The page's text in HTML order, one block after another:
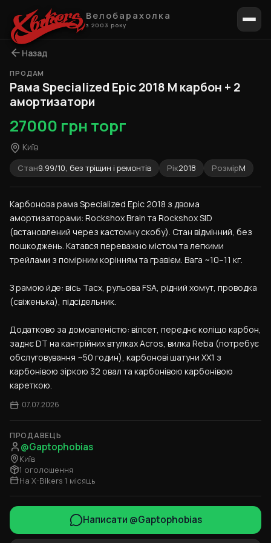
Велобарахолка
з 2003 року
Назад
ПРОДАМ
Рама Specialized Epic 2018 M карбон + 2
амортизатори
27000 грн торг
Київ
Стан9.99/10, без тріщин і ремонтів Рік2018 РозмірM
Карбонова рама Specialized Epic 2018 з двома
амортизаторами: Rockshox Brain та Rockshox SID
(встановлений через кастомну скобу). Стан відмінний, без
пошкоджень. Катався переважно містом та легкими
трейлами з помірним корінням та гравієм. Вага ~10–11 кг.
З рамою йде: вісь Tacx, рульова FSA, рідний хомут, проводка
(свіженька), підсідельник.
Додатково за домовленістю: вілсет, переднє коліщо карбон,
заднє DT на кантрійних втулках Acros, вилка Reba (потребує
обслуговування ~50 годин), карбонові шатуни XX1 з
карбонівою зіркою 32 овал та карбонівою карбонівою
кареткою.
07.07.2026
ПРОДАВЕЦЬ
@Gaptophobias
Київ
1 оголошення
На X-Bikers 1 місяць
Написати @Gaptophobias